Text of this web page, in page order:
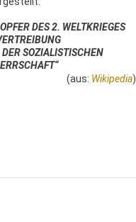
DES 2. WELTKRIEGES
SOZIALISTISCHEN
(aus: Wikipedia)